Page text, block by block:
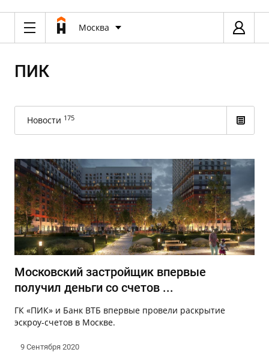
Москва
ПИК
Новости 175
Московский застройщик впервые
получил деньги со счетов ...
ГК «ПИК» и Банк ВТБ впервые провели раскрытие
эскроу-счетов в Москве.
9 Сентября 2020